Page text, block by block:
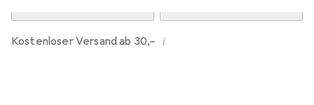
Kostenloser Versand ab 30,– i